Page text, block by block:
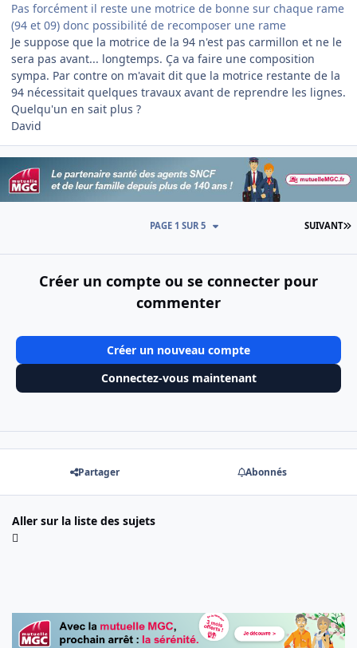
Pas forcément il reste une motrice de bonne sur chaque rame
(94 et 09) donc possibilité de recomposer une rame
Je suppose que la motrice de la 94 n'est pas carmillon et ne le
sera pas avant... longtemps. Ça va faire une composition
sympa. Par contre on m'avait dit que la motrice restante de la
94 nécessitait quelques travaux avant de reprendre les lignes.
Quelqu'un en sait plus ?
David
SUIVANT
PAGE 1 SUR 5
Créer un compte ou se connecter pour
commenter
Créer un nouveau compte
Connectez-vous maintenant
Partager Abonnés
Aller sur la liste des sujets